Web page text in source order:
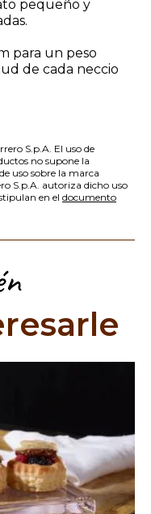
pequeño y
para un peso
de cada neccio
S.p.A. El uso de
no supone la
uso sobre la marca
S.p.A. autoriza dicho uso
en el documento